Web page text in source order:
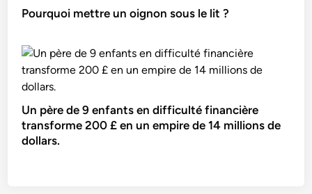
Pourquoi mettre un oignon sous le lit ?
Un père de 9 enfants en difficulté financière
transforme 200 £ en un empire de 14 millions de
dollars.